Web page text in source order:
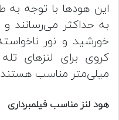
این هودها با توجه به
به حداکثر می‌رسانند و
خورشید و نور
میلی‌متر مناسب
هود لنز مناسب فیلمبرداری